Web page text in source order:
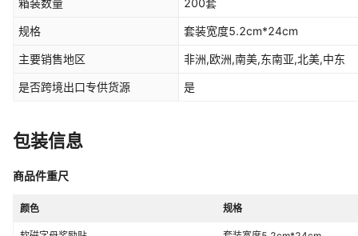
箱装数量 200套
规格 套装宽度5.2cm*24cm
主要销售地区 非洲,欧洲,南美,东南亚,北美,中东
是否跨境出口专供货源 是
包装信息
商品件重尺
颜色 规格